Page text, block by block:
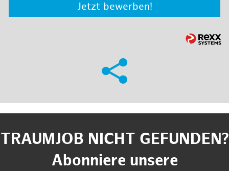
Jetzt bewerben!
TRAUMJOB NICHT GEFUNDEN?
Abonniere unsere